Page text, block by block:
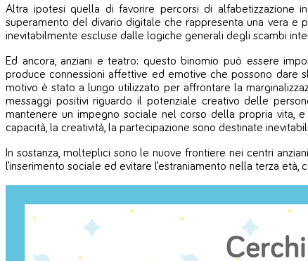
Altra ipotesi quella di favorire percorsi di alfabetizzazione
superamento del divario digitale che rappresenta una vera
inevitabilmente escluse dalle logiche generali degli scambi
Ed ancora, anziani e teatro: questo binomio può essere
produce connessioni affettive ed emotive che possono dare
motivo è stato a lungo utilizzato per affrontare la
messaggi positivi riguardo il potenziale creativo delle
mantenere un impegno sociale nel corso della propria vita,
capacità, la creatività, la partecipazione sono destinate
In sostanza, molteplici sono le nuove frontiere nei centri
l’inserimento sociale ed evitare l’estraniamento nella terza età,